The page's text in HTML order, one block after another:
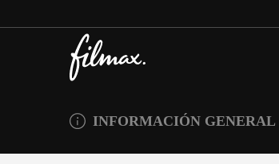
INFORMACIÓN GENERAL